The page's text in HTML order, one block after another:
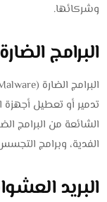
وشركائها.
البرامج الضارة
تدمير أو تعطيل أجهزة
الشائعة من البرامج
الفدية، وبرامج
البريد